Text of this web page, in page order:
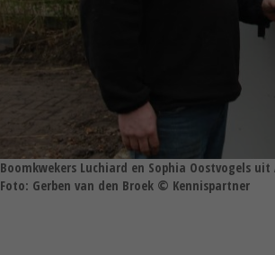
Boomkwekers Luchiard en Sophia Oostvogels
Foto: Gerben van den Broek © Kennispartner